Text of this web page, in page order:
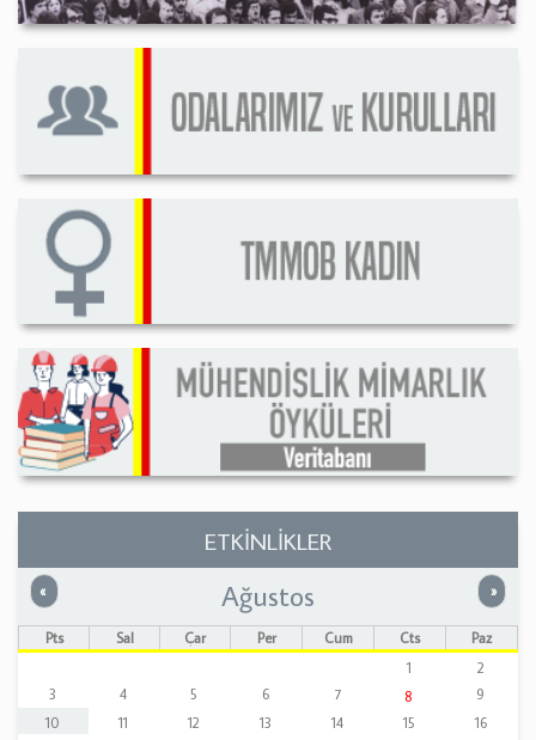
ETKİNLİKLER
« Önceki »
Ağustos
Pts Sal Çar Per Cum Cts
Paz
1
2
3
4 5 6 7 8
9
10
11 12 13 14 15
16